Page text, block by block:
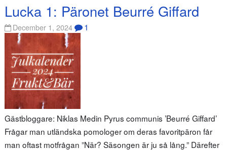
Lucka 1: Päronet Beurré Giffard
December 1, 2024 1
Gästbloggare: Niklas Medin Pyrus communis ’Beurré Giffard’
Frågar man utländska pomologer om deras favoritpäron får
man oftast motfrågan ”När? Säsongen är ju så lång.” Därefter